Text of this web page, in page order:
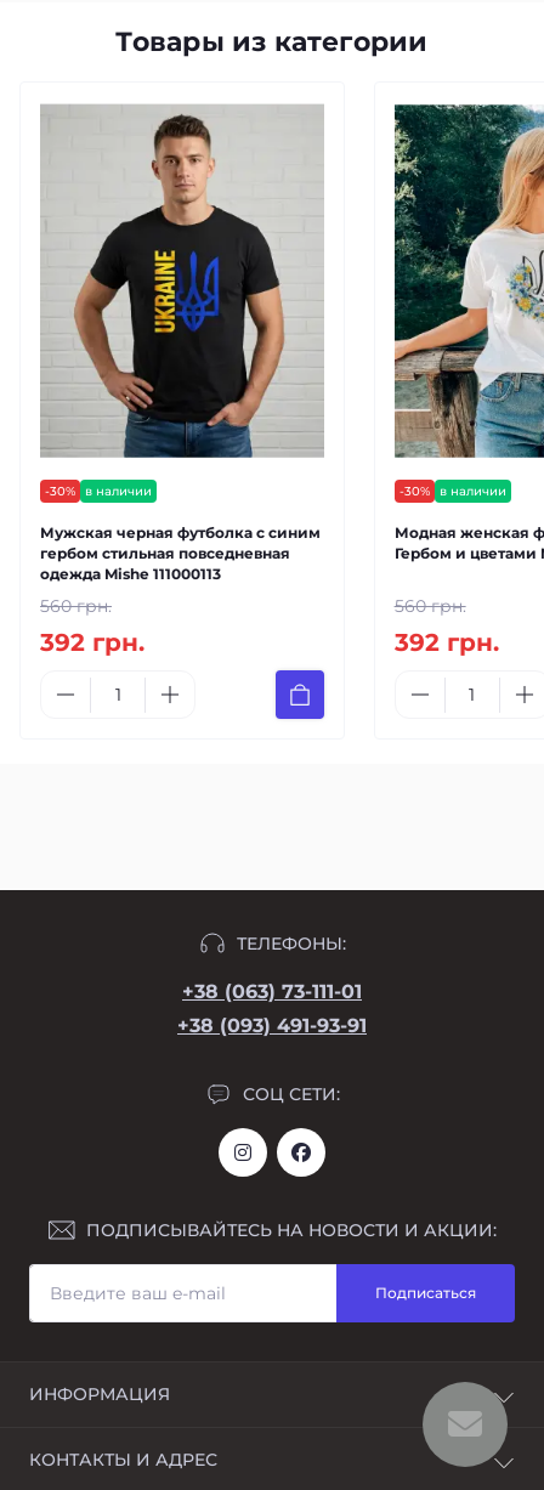
Товары из категории
-30% в наличии
Мужская черная футболка с синим
гербом стильная повседневная
одежда Mishe 111000113
560 грн.
392 грн.
-30% в наличии
Модная женская
Гербом и цветами
560 грн.
392 грн.
ТЕЛЕФОНЫ:
+38 (063) 73-111-01
+38 (093) 491-93-91
СОЦ СЕТИ:
ПОДПИСЫВАЙТЕСЬ НА НОВОСТИ И АКЦИИ:
Подписаться
ИНФОРМАЦИЯ
О магазине
КОНТАКТЫ И АДРЕС